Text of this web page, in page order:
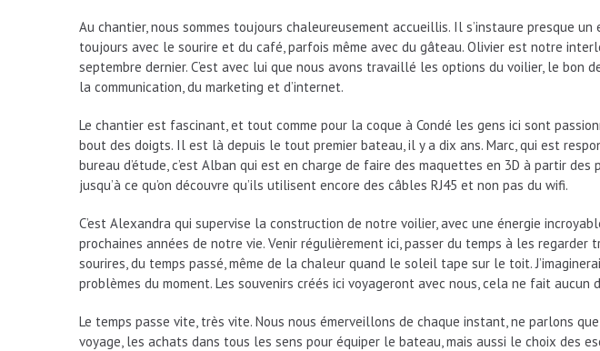
Au chantier, nous sommes toujours chaleureusement accueillis. Il s’instaure presque
toujours avec le sourire et du café, parfois même avec du gâteau. Olivier est notre
septembre dernier. C’est avec lui que nous avons travaillé les options du voilier, le bon
la communication, du marketing et d’internet.
Le chantier est fascinant, et tout comme pour la coque à Condé les gens ici sont
bout des doigts. Il est là depuis le tout premier bateau, il y a dix ans. Marc, qui est
bureau d’étude, c’est Alban qui est en charge de faire des maquettes en 3D à partir
jusqu’à ce qu’on découvre qu’ils utilisent encore des câbles RJ45 et non pas du wifi.
C’est Alexandra qui supervise la construction de notre voilier, avec une énergie
prochaines années de notre vie. Venir régulièrement ici, passer du temps à les regarder
sourires, du temps passé, même de la chaleur quand le soleil tape sur le toit.
problèmes du moment. Les souvenirs créés ici voyageront avec nous, cela ne fait aucun
Le temps passe vite, très vite. Nous nous émerveillons de chaque instant, ne parlons
voyage, les achats dans tous les sens pour équiper le bateau, mais aussi le choix des